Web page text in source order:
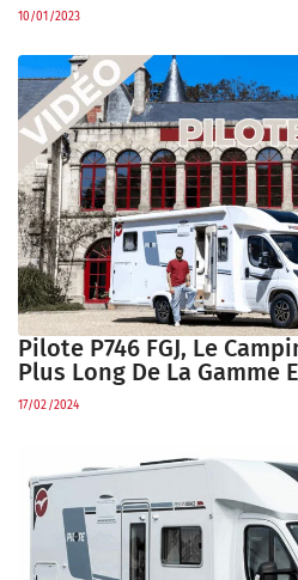
10/01/2023
Pilote P746 FGJ, Le
Plus Long De La Gamme
17/02/2024